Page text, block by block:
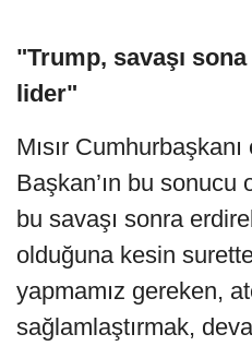
"Trump, savaşı
lider"
Mısır
Başkan’ın bu
bu savaşı sonra
olduğuna kesin
yapmamız gereken,
sağlamlaştırmak,